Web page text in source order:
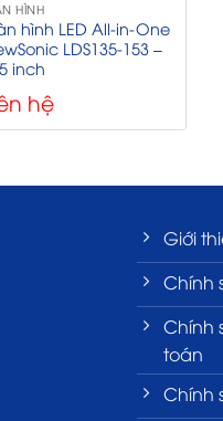
HÌNH
hình LED All-in-One
LDS135-153 –
inch
hệ
Giới
Chính
Chính
toán
Chính